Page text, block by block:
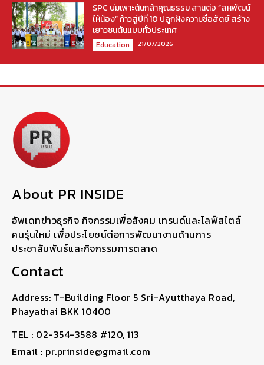
SPC บ่มเพาะต้นกล้าคุณธรรม สานต่อ “สหพัฒน์
ให้น้อง” ก้าวสู่ปีที่ 10 ปลูกฝังความซื่อสัตย์ สร้าง
เยาวชนต้นแบบทั่วประเทศ
Education 21/07/2026
About PR INSIDE
อัพเดทข่าวธุรกิจ กิจกรรมเพื่อสังคม เทรนด์และไลฟ์สไตล์
คนรุ่นใหม่ เพื่อประโยชน์ต่อการพัฒนางานด้านการ
ประชาสัมพันธ์และกิจกรรมการตลาด
Contact
Address: T-Building Floor 5 Sri-Ayutthaya Road,
Phayathai BKK 10400
TEL : 02-354-3588 #120, 113
Email : pr.prinside@gmail.com